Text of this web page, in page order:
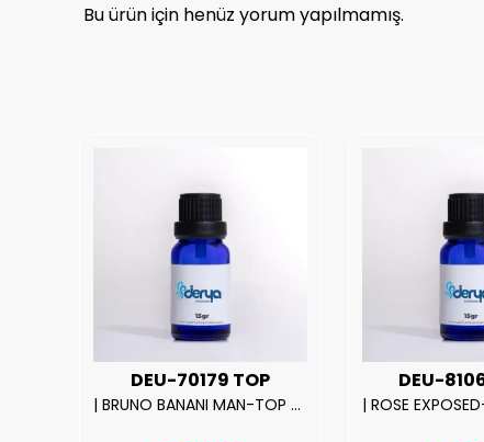
Bu ürün için henüz yorum yapılmamış.
DEU-70179 TOP
| BRUNO BANANI MAN-TOP Kalite Erkek Parfüm Esansı.|
DEU-